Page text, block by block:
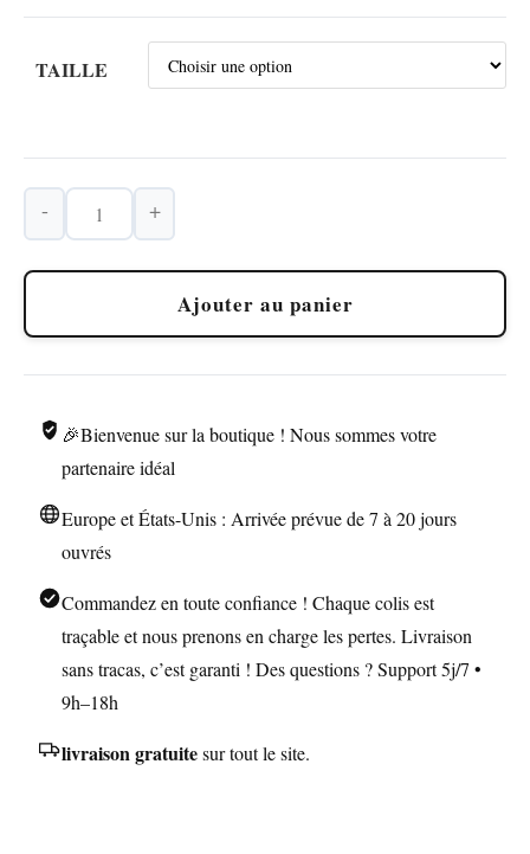
TAILLE
Pierre
Briquet
Compatible
2.2mm
- +
Ajouter au panier
🎉Bienvenue sur la boutique ! Nous sommes votre
partenaire idéal
Europe et États-Unis : Arrivée prévue de 7 à 20 jours
ouvrés
Commandez en toute confiance ! Chaque colis est
traçable et nous prenons en charge les pertes. Livraison
sans tracas, c’est garanti ! Des questions ? Support 5j/7 •
9h–18h
livraison gratuitesur tout le site.